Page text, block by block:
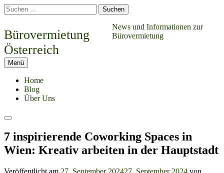
Springe
zum
Suchen
nach:
Bürovermietung
Österreich
News und Informationen zur
Bürovermietung
Menü
Home
Blog
Über Uns
Suchen
7 inspirierende Coworking Spaces in
Wien: Kreativ arbeiten in der Hauptstadt
Veröffentlicht am 27. September 202427. September 2024 von